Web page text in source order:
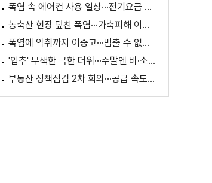
폭염 속 에어컨 사용 일상···전기요금 줄이려면?
농축산 현장 덮친 폭염···가축피해 이틀 새 28만 마리↑
폭염에 악취까지 이중고···멈출 수 없는 필수노동
'입추' 무색한 극한 더위···주말엔 비·소나기
부동산 정책점검 2차 회의···공급 속도전 본격화하나